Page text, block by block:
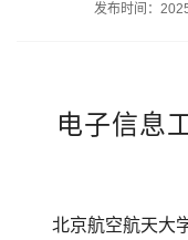
发布时间：
电子信息
北京航空航天大